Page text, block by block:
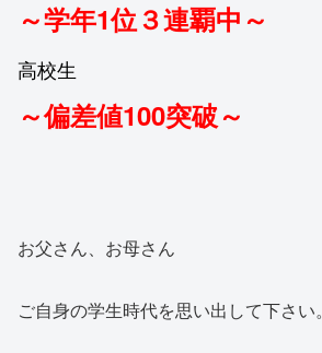
～学年1位３連覇中～
高校生
～偏差値100突破～
お父さん、お母さん
ご自身の学生時代を思い出して下さい。